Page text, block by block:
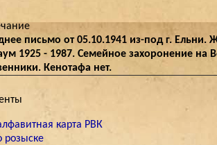
письмо от 05.10.1941 из-под г.
1925 - 1987. Семейное захоронение на
Кенотафа нет.
карта РВК
розыске